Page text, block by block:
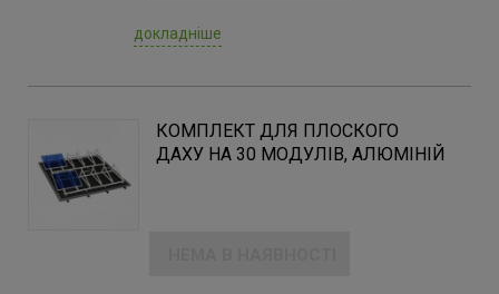
докладніше
КОМПЛЕКТ ДЛЯ ПЛОСКОГО
ДАХУ НА 30 МОДУЛІВ, АЛЮМІНІЙ